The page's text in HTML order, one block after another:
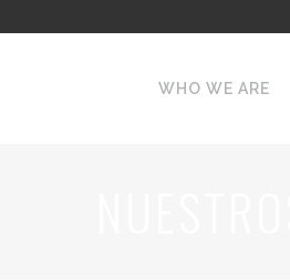
WHO WE ARE